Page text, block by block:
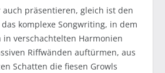
präsentieren, gleich ist den
komplexe Songwriting, in dem
in verschachtelten Harmonien
Riffwänden auftürmen, aus
Schatten die fiesen Growls